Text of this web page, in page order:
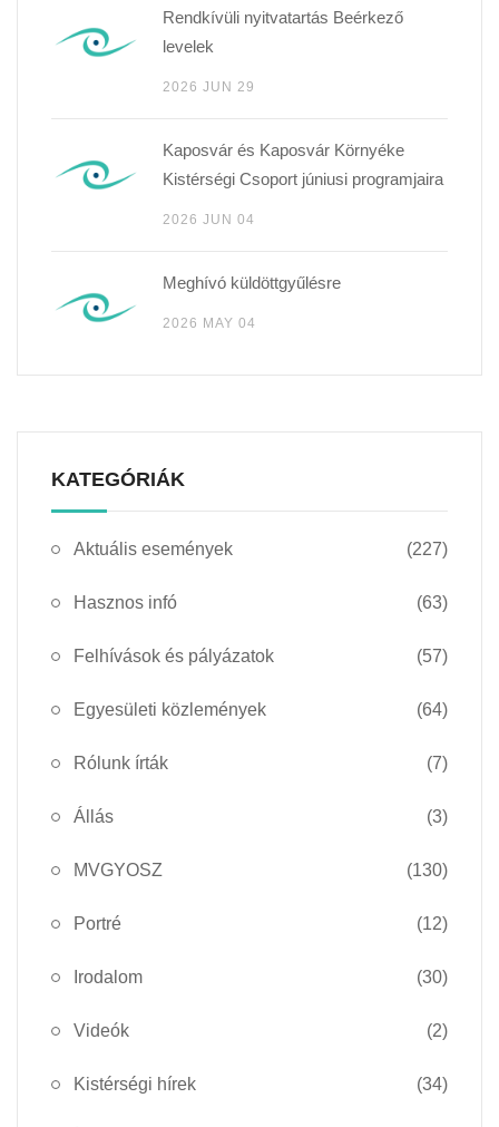
Rendkívüli nyitvatartás Beérkező
levelek
2026 JUN 29
Kaposvár és Kaposvár Környéke
Kistérségi Csoport júniusi programjaira
2026 JUN 04
Meghívó küldöttgyűlésre
2026 MAY 04
KATEGÓRIÁK
Aktuális események (227)
Hasznos infó (63)
Felhívások és pályázatok (57)
Egyesületi közlemények (64)
Rólunk írták (7)
Állás (3)
MVGYOSZ (130)
Portré (12)
Irodalom (30)
Videók (2)
Kistérségi hírek (34)